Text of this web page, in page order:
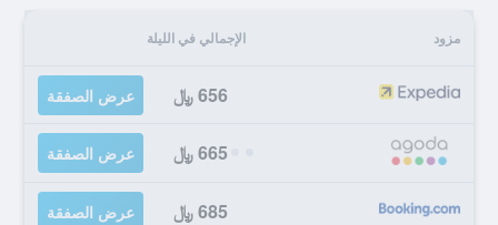
مزود الإجمالي في الليلة
656 ﷼ عرض الصفقة
665 ﷼ عرض الصفقة
685 ﷼ عرض الصفقة